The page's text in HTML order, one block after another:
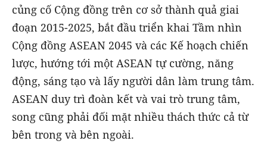
củng cố Cộng đồng trên cơ sở thành quả giai
đoạn 2015-2025, bắt đầu triển khai Tầm nhìn
Cộng đồng ASEAN 2045 và các Kế hoạch chiến
lược, hướng tới một ASEAN tự cường, năng
động, sáng tạo và lấy người dân làm trung tâm.
ASEAN duy trì đoàn kết và vai trò trung tâm,
song cũng phải đối mặt nhiều thách thức cả từ
bên trong và bên ngoài.